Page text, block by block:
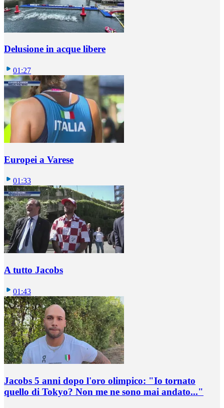
Delusione in acque libere
01:27
Europei a Varese
01:33
A tutto Jacobs
01:43
Jacobs 5 anni dopo l'oro olimpico: "Io tornato
quello di Tokyo? Non me ne sono mai andato..."